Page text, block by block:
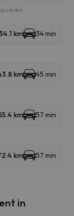
km 34 min
km 45 min
km 57 min
km 57 min
in